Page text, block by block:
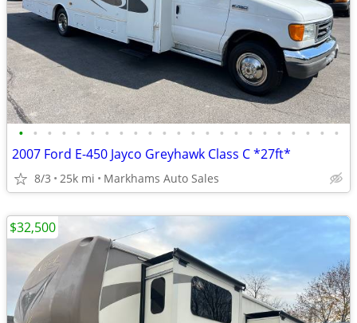
• • • • • • • • • • • • • • • • • • • • • • •
2007 Ford E-450 Jayco Greyhawk Class C *27ft*
8/3 25k mi Markhams Auto Sales
$32,500